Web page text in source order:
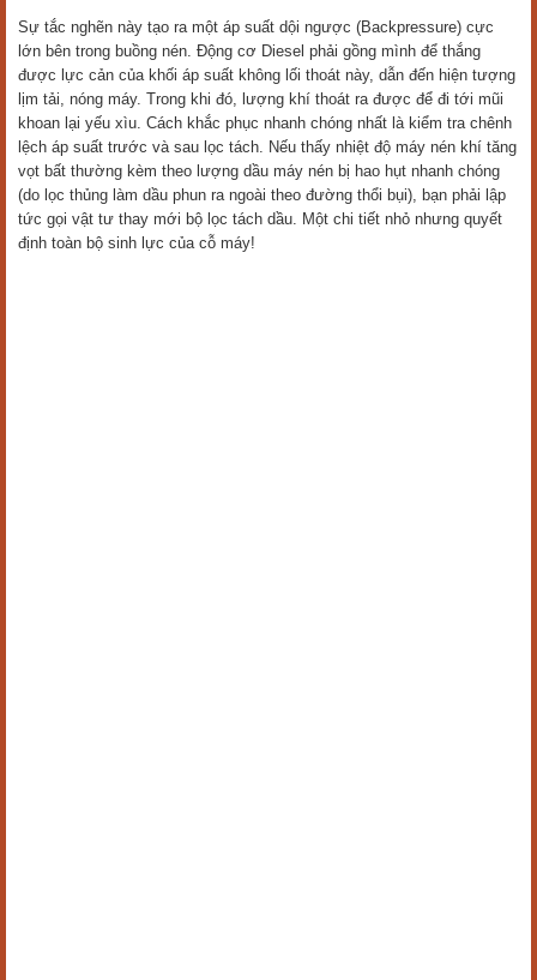
Sự tắc nghẽn này tạo ra một áp suất dội ngược (Backpressure) cực
lớn bên trong buồng nén. Động cơ Diesel phải gồng mình để thắng
được lực cản của khối áp suất không lối thoát này, dẫn đến hiện tượng
lịm tải, nóng máy. Trong khi đó, lượng khí thoát ra được để đi tới mũi
khoan lại yếu xìu. Cách khắc phục nhanh chóng nhất là kiểm tra chênh
lệch áp suất trước và sau lọc tách. Nếu thấy nhiệt độ máy nén khí tăng
vọt bất thường kèm theo lượng dầu máy nén bị hao hụt nhanh chóng
(do lọc thủng làm dầu phun ra ngoài theo đường thổi bụi), bạn phải lập
tức gọi vật tư thay mới bộ lọc tách dầu. Một chi tiết nhỏ nhưng quyết
định toàn bộ sinh lực của cỗ máy!